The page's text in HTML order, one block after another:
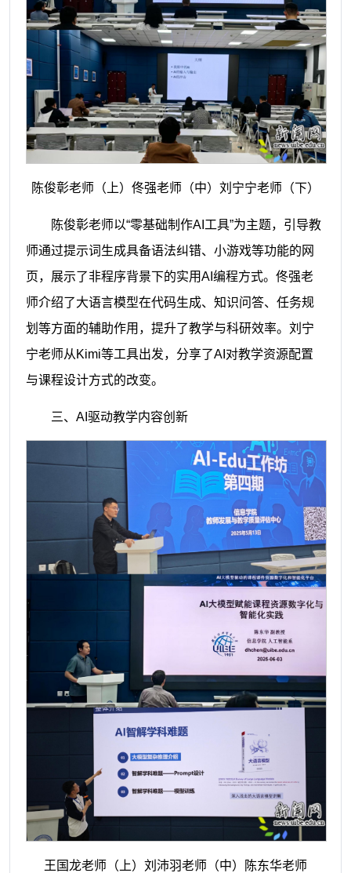
陈俊彰老师（上）佟强老师（中）刘宁宁老师（下）
陈俊彰老师以“零基础制作AI工具”为主题，引导教
师通过提示词生成具备语法纠错、小游戏等功能的网
页，展示了非程序背景下的实用AI编程方式。佟强老
师介绍了大语言模型在代码生成、知识问答、任务规
划等方面的辅助作用，提升了教学与科研效率。刘宁
宁老师从Kimi等工具出发，分享了AI对教学资源配置
与课程设计方式的改变。
三、AI驱动教学内容创新
王国龙老师（上）刘沛羽老师（中）陈东华老师